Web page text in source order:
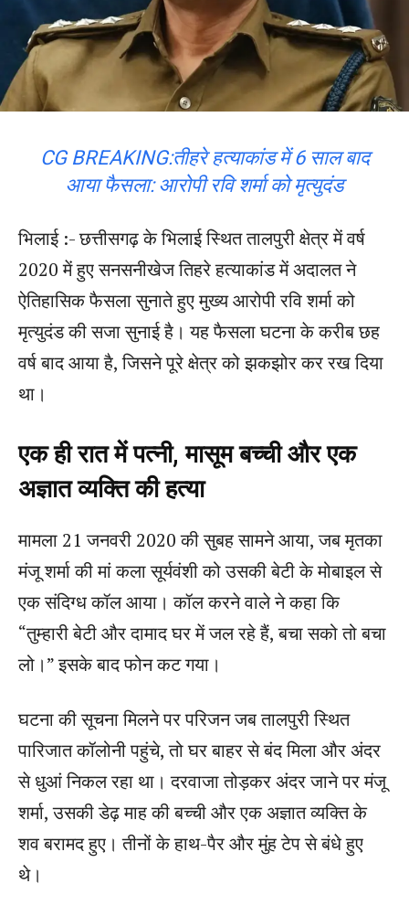
CG BREAKING:तीहरे हत्याकांड में 6 साल बाद
आया फैसला: आरोपी रवि शर्मा को मृत्युदंड
भिलाई :- छत्तीसगढ़ के भिलाई स्थित तालपुरी क्षेत्र में वर्ष
2020 में हुए सनसनीखेज तिहरे हत्याकांड में अदालत ने
ऐतिहासिक फैसला सुनाते हुए मुख्य आरोपी रवि शर्मा को
मृत्युदंड की सजा सुनाई है। यह फैसला घटना के करीब छह
वर्ष बाद आया है, जिसने पूरे क्षेत्र को झकझोर कर रख दिया
था।
एक ही रात में पत्नी, मासूम बच्ची और एक
अज्ञात व्यक्ति की हत्या
मामला 21 जनवरी 2020 की सुबह सामने आया, जब मृतका
मंजू शर्मा की मां कला सूर्यवंशी को उसकी बेटी के मोबाइल से
एक संदिग्ध कॉल आया। कॉल करने वाले ने कहा कि
“तुम्हारी बेटी और दामाद घर में जल रहे हैं, बचा सको तो बचा
लो।” इसके बाद फोन कट गया।
घटना की सूचना मिलने पर परिजन जब तालपुरी स्थित
पारिजात कॉलोनी पहुंचे, तो घर बाहर से बंद मिला और अंदर
से धुआं निकल रहा था। दरवाजा तोड़कर अंदर जाने पर मंजू
शर्मा, उसकी डेढ़ माह की बच्ची और एक अज्ञात व्यक्ति के
शव बरामद हुए। तीनों के हाथ-पैर और मुंह टेप से बंधे हुए
थे।